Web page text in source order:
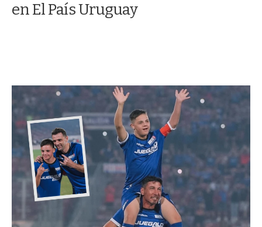
d
a
en El País Uruguay